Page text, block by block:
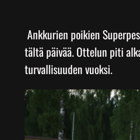
Ankkurien poikien
tältä päivää. Ottelun piti
turvallisuuden vuoksi.